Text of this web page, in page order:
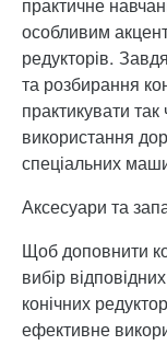
практичне
особливим
редукторів.
та розбирання
практикувати
використання
спеціальних
Аксесуари та
Щоб доповнити
вибір
конічних
ефективне